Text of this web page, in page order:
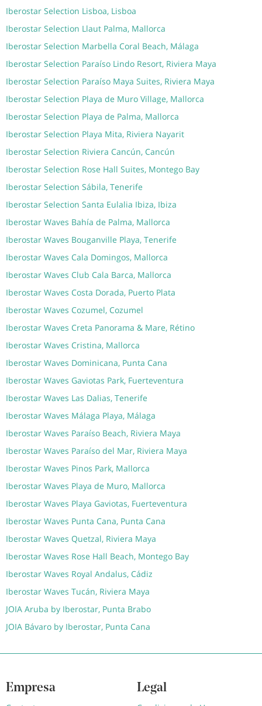
Iberostar Selection Lisboa, Lisboa
Iberostar Selection Llaut Palma, Mallorca
Iberostar Selection Marbella Coral Beach, Málaga
Iberostar Selection Paraíso Lindo Resort, Riviera Maya
Iberostar Selection Paraíso Maya Suites, Riviera Maya
Iberostar Selection Playa de Muro Village, Mallorca
Iberostar Selection Playa de Palma, Mallorca
Iberostar Selection Playa Mita, Riviera Nayarit
Iberostar Selection Riviera Cancún, Cancún
Iberostar Selection Rose Hall Suites, Montego Bay
Iberostar Selection Sábila, Tenerife
Iberostar Selection Santa Eulalia Ibiza, Ibiza
Iberostar Waves Bahía de Palma, Mallorca
Iberostar Waves Bouganville Playa, Tenerife
Iberostar Waves Cala Domingos, Mallorca
Iberostar Waves Club Cala Barca, Mallorca
Iberostar Waves Costa Dorada, Puerto Plata
Iberostar Waves Cozumel, Cozumel
Iberostar Waves Creta Panorama & Mare, Rétino
Iberostar Waves Cristina, Mallorca
Iberostar Waves Dominicana, Punta Cana
Iberostar Waves Gaviotas Park, Fuerteventura
Iberostar Waves Las Dalias, Tenerife
Iberostar Waves Málaga Playa, Málaga
Iberostar Waves Paraíso Beach, Riviera Maya
Iberostar Waves Paraíso del Mar, Riviera Maya
Iberostar Waves Pinos Park, Mallorca
Iberostar Waves Playa de Muro, Mallorca
Iberostar Waves Playa Gaviotas, Fuerteventura
Iberostar Waves Punta Cana, Punta Cana
Iberostar Waves Quetzal, Riviera Maya
Iberostar Waves Rose Hall Beach, Montego Bay
Iberostar Waves Royal Andalus, Cádiz
Iberostar Waves Tucán, Riviera Maya
JOIA Aruba by Iberostar, Punta Brabo
JOIA Bávaro by Iberostar, Punta Cana
Empresa Legal